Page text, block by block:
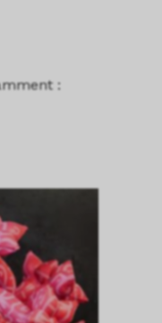
: